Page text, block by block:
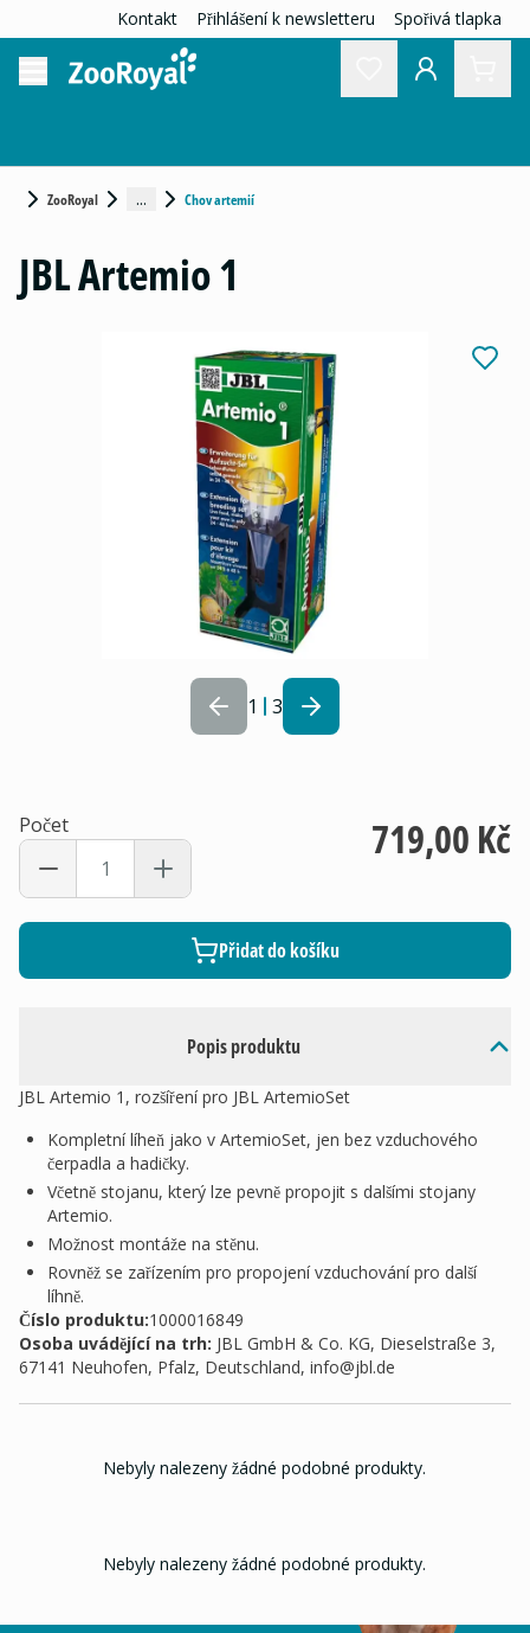
Kontakt Přihlášení k newsletteru Spořivá tlapka
ZooRoyal ... Chov artemií
1 3
Popis produktu
JBL Artemio 1, rozšíření pro JBL ArtemioSet
Kompletní líheň jako v ArtemioSet, jen bez vzduchového
čerpadla a hadičky.
Včetně stojanu, který lze pevně propojit s dalšími stojany
Artemio.
Možnost montáže na stěnu.
Rovněž se zařízením pro propojení vzduchování pro další
líhně.
Číslo produktu:1000016849
Osoba uvádějící na trh: JBL GmbH & Co. KG, Dieselstraße 3,
67141 Neuhofen, Pfalz, Deutschland, info@jbl.de
JBL Artemio 1
Počet 719,00 Kč
Přidat do košíku
Nebyly nalezeny žádné podobné produkty.
Nebyly nalezeny žádné podobné produkty.